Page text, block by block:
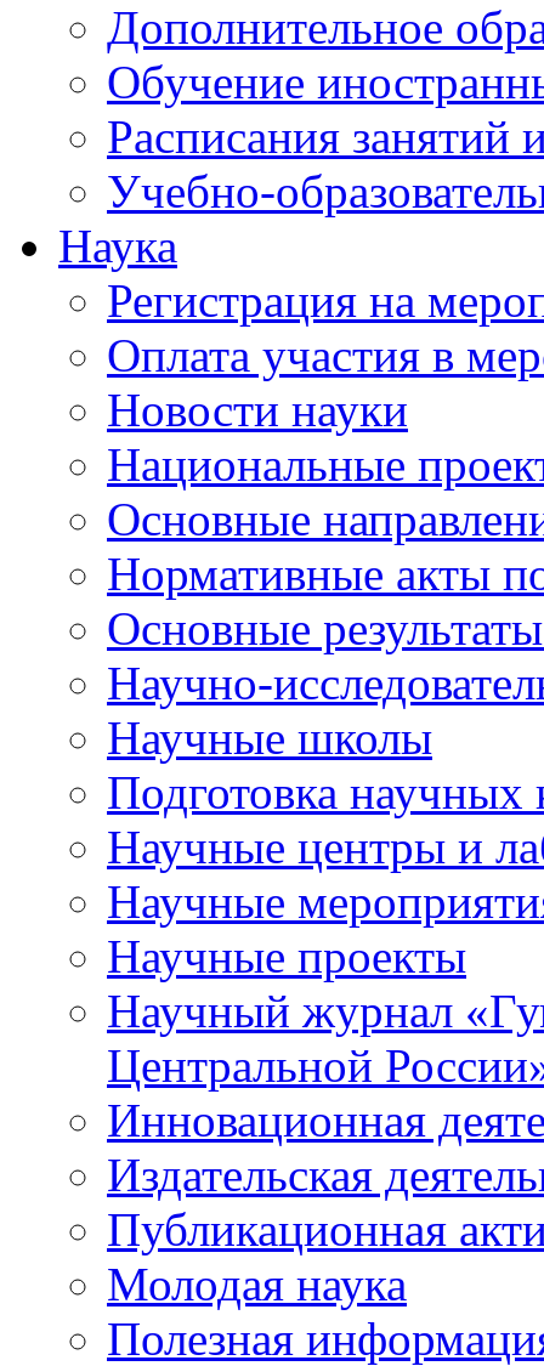
Дополнительное
Обучение
Расписания занятий
Учебно-
Наука
Регистрация на
Оплата участия в
Новости науки
Национальные
Основные
Нормативные акты
Основные
Научно-
Научные школы
Подготовка научных
Научные центры и
Научные
Научные проекты
Научный журнал «
Центральной
Инновационная
Издательская
Публикационная
Молодая наука
Полезная